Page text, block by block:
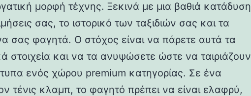
μορφή τέχνης. Ξεκινά με μια βαθιά κατάδυση
σας, το ιστορικό των ταξιδιών σας και τα
σας φαγητά. Ο στόχος είναι να πάρετε αυτά τα
στοιχεία και να τα ανυψώσετε ώστε να ταιριάζουν
ενός χώρου premium κατηγορίας. Σε ένα
τένις κλαμπ, το φαγητό πρέπει να είναι ελαφρύ,